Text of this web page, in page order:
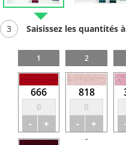
3 Saisissez les quantités
1 2
666
- +
818
- +
-